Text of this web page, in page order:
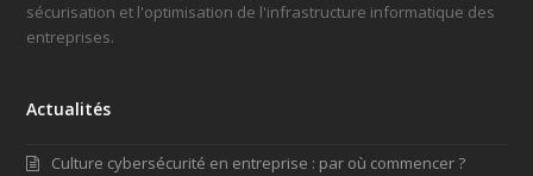
sécurisation et l'optimisation de l'infrastructure informatique des
entreprises.
Actualités
Culture cybersécurité en entreprise : par où commencer ?